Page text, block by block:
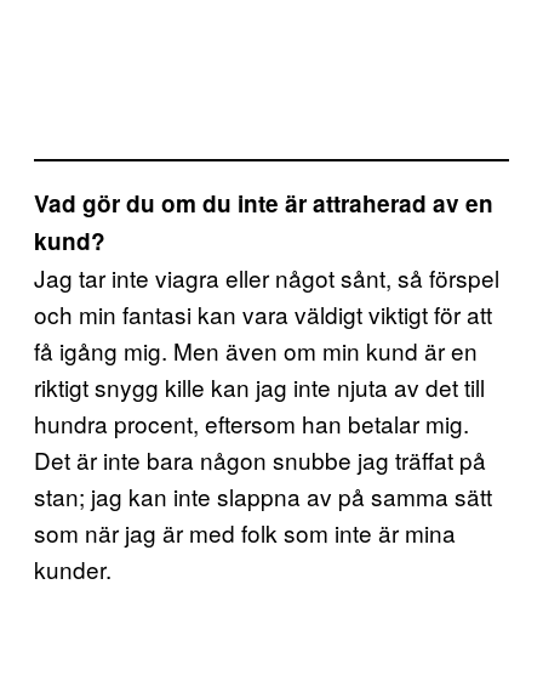
Vad gör du om du inte är attraherad av en
kund?
Jag tar inte viagra eller något sånt, så förspel
och min fantasi kan vara väldigt viktigt för att
få igång mig. Men även om min kund är en
riktigt snygg kille kan jag inte njuta av det till
hundra procent, eftersom han betalar mig.
Det är inte bara någon snubbe jag träffat på
stan; jag kan inte slappna av på samma sätt
som när jag är med folk som inte är mina
kunder.